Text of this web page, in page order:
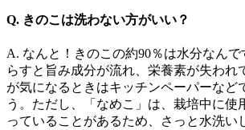
Q. きのこは洗わない方がいい？
A. なんと！きのこの約90％は水分なん
らすと旨み成分が流れ、栄養素が失われ
が気になるときはキッチンペーパーなど
う。ただし、「なめこ」は、栽培中に使
っていることがあるため、さっと水洗い